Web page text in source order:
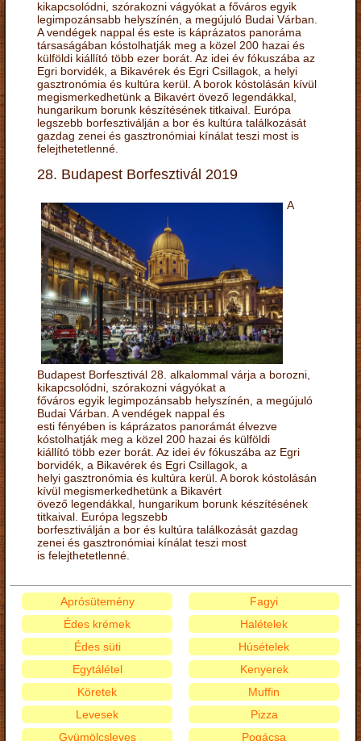
kikapcsolódni, szórakozni vágyókat a főváros egyik
legimpozánsabb helyszínén, a megújuló Budai Várban.
A vendégek nappal és este is káprázatos panoráma
társaságában kóstolhatják meg a közel 200 hazai és
külföldi kiállító több ezer borát. Az idei év fókuszába az
Egri borvidék, a Bikavérek és Egri Csillagok, a helyi
gasztronómia és kultúra kerül. A borok kóstolásán kívül
megismerkedhetünk a Bikavért övező legendákkal,
hungarikum borunk készítésének titkaival. Európa
legszebb borfesztiválján a bor és kultúra találkozását
gazdag zenei és gasztronómiai kínálat teszi most is
felejthetetlenné.
28. Budapest Borfesztivál 2019
A
Budapest Borfesztivál 28. alkalommal várja a borozni,
kikapcsolódni, szórakozni vágyókat a
főváros egyik legimpozánsabb helyszínén, a megújuló
Budai Várban. A vendégek nappal és
esti fényében is káprázatos panorámát élvezve
kóstolhatják meg a közel 200 hazai és külföldi
kiállító több ezer borát. Az idei év fókuszába az Egri
borvidék, a Bikavérek és Egri Csillagok, a
helyi gasztronómia és kultúra kerül. A borok kóstolásán
kívül megismerkedhetünk a Bikavért
övező legendákkal, hungarikum borunk készítésének
titkaival. Európa legszebb
borfesztiválján a bor és kultúra találkozását gazdag
zenei és gasztronómiai kínálat teszi most
is felejthetetlenné.
Aprósütemény
Édes krémek
Édes süti
Egytálétel
Fagyi
Halételek
Húsételek
Kenyerek
Köretek
Levesek
Gyümölcsleves
Muffin
Pizza
Pogácsa